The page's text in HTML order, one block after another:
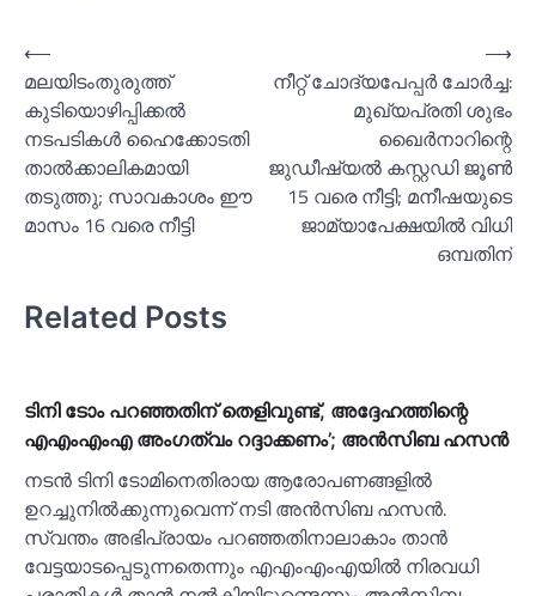
Post
navigation
⟵
മലയിടംതുരുത്ത്
കുടിയൊഴിപ്പിക്കല്‍
നടപടികള്‍ ഹൈക്കോടതി
താല്‍ക്കാലികമായി
തടുത്തു; സാവകാശം ഈ
മാസം 16 വരെ നീട്ടി
നീറ്റ് ചോദ്യപേപ്പര്‍ ചോര്‍ച്ച:
മുഖ്യപ്രതി ശുഭം
ഖൈര്‍നാറിന്റെ
ജുഡീഷ്യല്‍ കസ്റ്റഡി ജൂണ്‍
15 വരെ നീട്ടി; മനീഷയുടെ
ജാമ്യാപേക്ഷയില്‍ വിധി
ഒമ്പതിന്
⟶
Related Posts
ടിനി ടോം പറഞ്ഞതിന് തെളിവുണ്ട്, അദ്ദേഹത്തിന്റെ
എഎംഎംഎ അംഗത്വം റദ്ദാക്കണം’; അന്‍സിബ ഹസന്‍
നടന്‍ ടിനി ടോമിനെതിരായ ആരോപണങ്ങളില്‍
ഉറച്ചുനില്‍ക്കുന്നുവെന്ന് നടി അന്‍സിബ ഹസന്‍.
സ്വന്തം അഭിപ്രായം പറഞ്ഞതിനാലാകാം താന്‍
വേട്ടയാടപ്പെടുന്നതെന്നും എഎംഎംഎയില്‍ നിരവധി